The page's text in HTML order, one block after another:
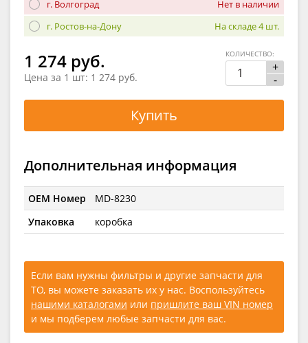
г. Волгоград
Нет в наличии
г. Ростов-на-Дону
На складе 4 шт.
1 274 руб.
Цена за 1 шт: 1 274 руб.
+
-
КОЛИЧЕСТВО:
Купить
Дополнительная информация
OEM Номер
MD-8230
Упаковка
коробка
Если вам нужны фильтры и другие запчасти для
ТО, вы можете заказать их у нас. Воспользуйтесь
нашими каталогами или пришлите ваш VIN номер
и мы подберем любые запчасти для вас.